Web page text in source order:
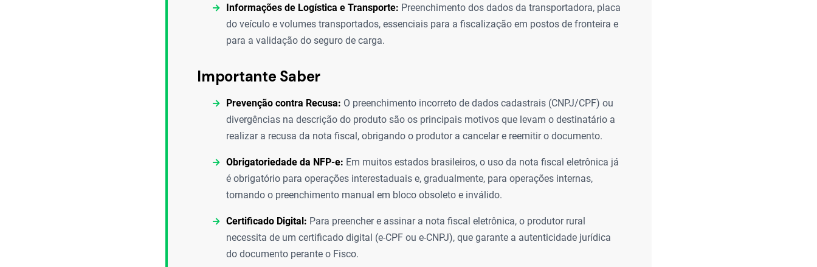
Informações de Logística e Transporte: Preenchimento dos dados da transportadora, placa
do veículo e volumes transportados, essenciais para a fiscalização em postos de fronteira e
para a validação do seguro de carga.
Importante Saber
Prevenção contra Recusa: O preenchimento incorreto de dados cadastrais (CNPJ/CPF) ou
divergências na descrição do produto são os principais motivos que levam o destinatário a
realizar a recusa da nota fiscal, obrigando o produtor a cancelar e reemitir o documento.
Obrigatoriedade da NFP-e: Em muitos estados brasileiros, o uso da nota fiscal eletrônica já
é obrigatório para operações interestaduais e, gradualmente, para operações internas,
tornando o preenchimento manual em bloco obsoleto e inválido.
Certificado Digital: Para preencher e assinar a nota fiscal eletrônica, o produtor rural
necessita de um certificado digital (e-CPF ou e-CNPJ), que garante a autenticidade jurídica
do documento perante o Fisco.